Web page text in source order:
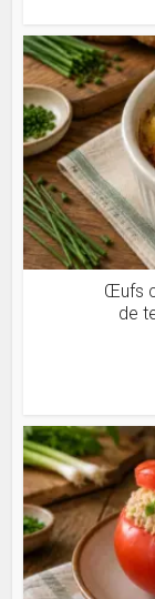
Œufs
de